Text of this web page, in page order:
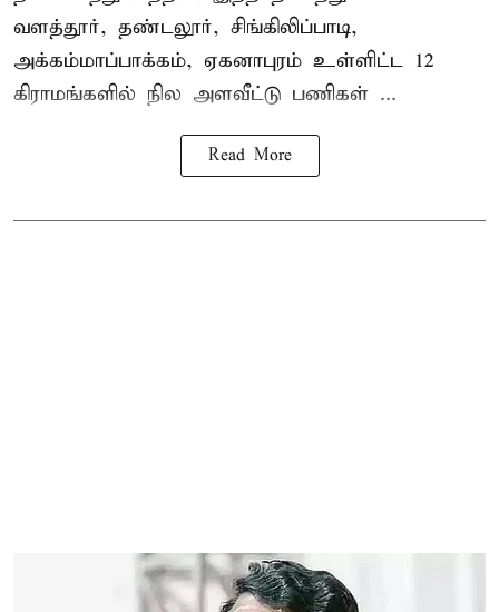
வளத்தூர், தண்டலூர், சிங்கிலிப்பாடி,
அக்கம்மாப்பாக்கம், ஏகனாபுரம் உள்ளிட்ட 12
கிராமங்களில் நில அளவீட்டு பணிகள் ...
Read More